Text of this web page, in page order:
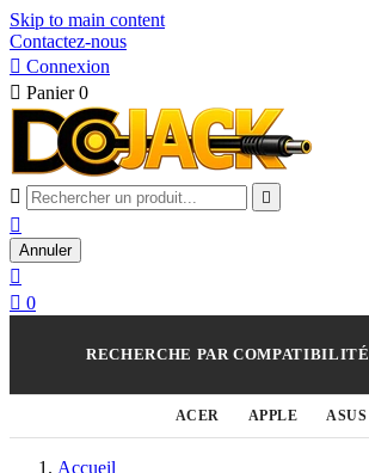
Skip to main content
Contactez-nous
 Connexion
 Panier 0
 

Annuler

 0
RECHERCHE PAR COMPATIBILITÉ
ACER APPLE ASUS
Accueil